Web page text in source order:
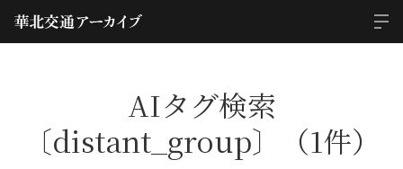
AIタグ検索
〔distant_group〕（1件）